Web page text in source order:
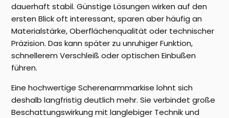
dauerhaft stabil. Günstige Lösungen wirken auf den
ersten Blick oft interessant, sparen aber häufig an
Materialstärke, Oberflächenqualität oder technischer
Präzision. Das kann später zu unruhiger Funktion,
schnellerem Verschleiß oder optischen Einbußen
führen.
Eine hochwertige Scherenarmmarkise lohnt sich
deshalb langfristig deutlich mehr. Sie verbindet große
Beschattungswirkung mit langlebiger Technik und